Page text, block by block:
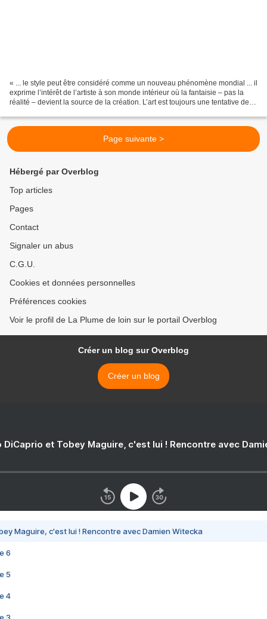
« ... le style peut être considéré comme un nouveau phénomène mondial ... il
exprime l’intérêt de l’artiste à son monde intérieur où la fantaisie – pas la
réalité – devient la source de la création. L’art est toujours une tentative de
Page suivante >
Hébergé par Overblog
Top articles
Pages
Contact
Signaler un abus
C.G.U.
Cookies et données personnelles
Préférences cookies
Voir le profil de La Plume de loin sur le portail Overblog
Créer un blog sur Overblog
Créer un blog
DiCaprio et Tobey Maguire, c'est lui ! Rencontre avec
Maguire, c'est lui ! Rencontre avec Damien Witecka
6
5
4